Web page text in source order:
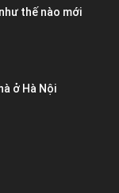
thế nào mới
ở Hà Nội